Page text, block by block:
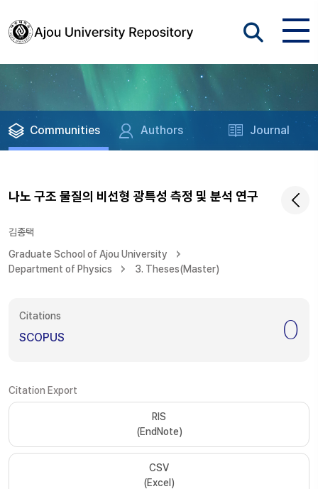
Communities Authors Journal
나노 구조 물질의 비선형 광특성 측정 및 분석 연구
김종택
Graduate School of Ajou University
Department of Physics
3. Theses(Master)
Citations
SCOPUS 0
Citation Export
RIS
(EndNote)
CSV
(Excel)